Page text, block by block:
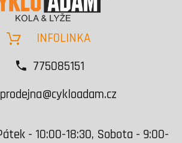
INFOLINKA
775085151
prodejna@cykloadam.cz
- 10:00-18:30, Sobota - 9:00-